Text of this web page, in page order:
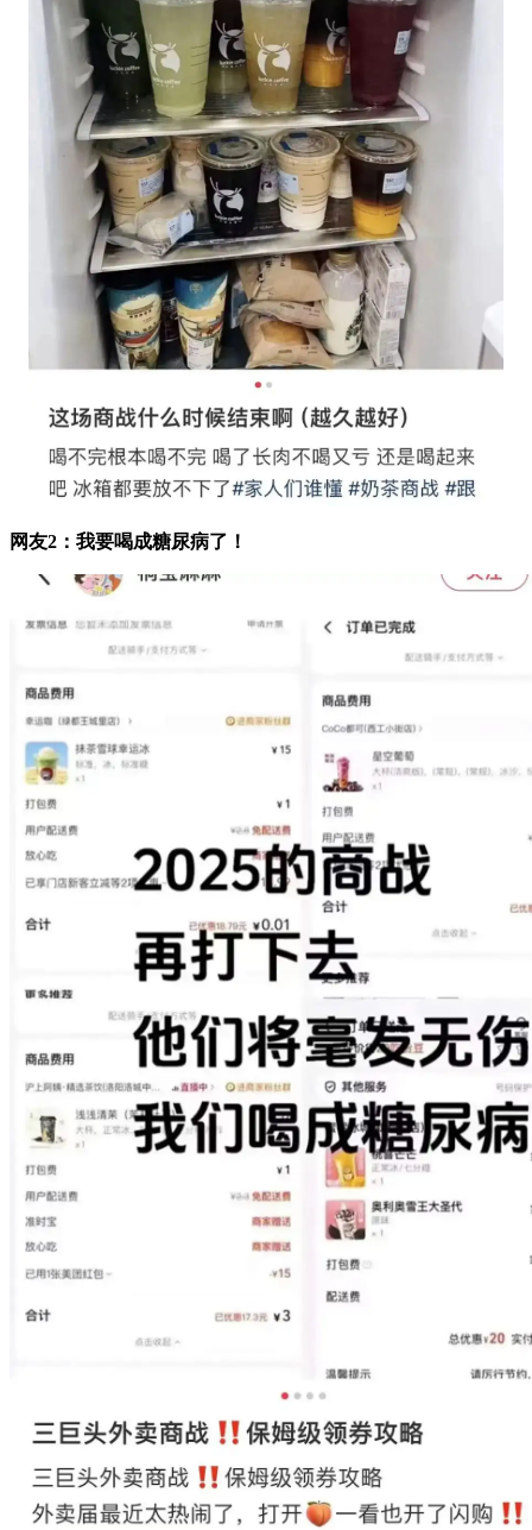
网友2：我要喝成糖尿病了！